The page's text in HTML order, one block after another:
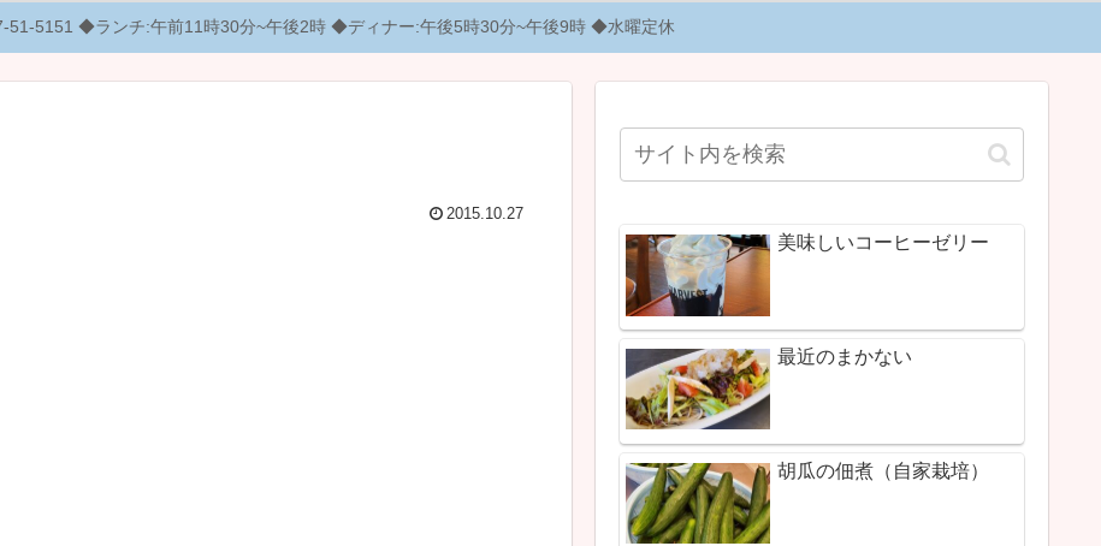
5151 ◆ランチ:午前11時30分~午後2時 ◆ディナー:午後5時30分~午後9時 ◆水曜定休
2015.10.27
美味しいコーヒーゼリー
最近のまかない
胡瓜の佃煮（自家栽培）